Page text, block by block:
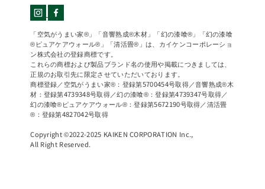
「空気がうまい家®」「音響熟成®木材」「幻の漆喰®」「幻の漆喰
®ピュアケアウォール®」「清活畳®」は、カイケンコーポレーショ
ン株式会社の登録商標です。
これらの商標および製品ブランド名の使用や掲載につきましては、
正規のお取引先に限定させていただいております。
商標登録／空気がうまい家®：登録第5700454号取得／音響熟成®木
材：登録第4739348号取得／幻の漆喰®：登録第4739347号取得／
幻の漆喰®ピュアケアウォール®：登録第5672190号取得／清活畳
®：登録第4827042号取得
Copyright ©2022-2025 KAIKEN CORPORATION Inc.,
All Right Reserved.